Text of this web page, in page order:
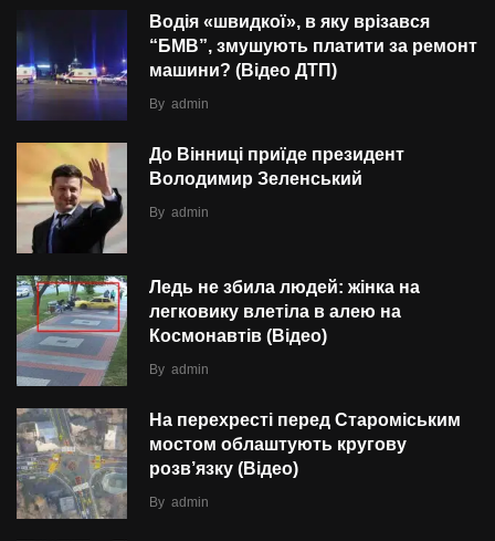
Водія «швидкої», в яку врізався
“БMВ”, змушують платити за ремонт
машини? (Відео ДТП)
By admin
До Вінниці приїде президент
Володимир Зеленський
By admin
Ледь не збила людей: жінка на
легковику влетіла в алею на
Космонавтів (Відео)
By admin
На перехресті перед Староміським
мостом облаштують кругову
розв’язку (Відео)
By admin